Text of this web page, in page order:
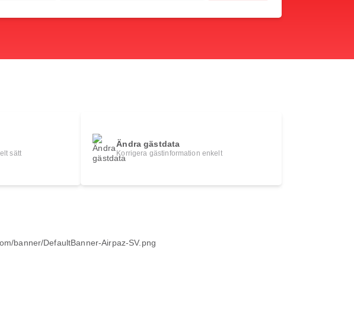
sätt
Ändra gästdata
Korrigera gästinformation enkelt